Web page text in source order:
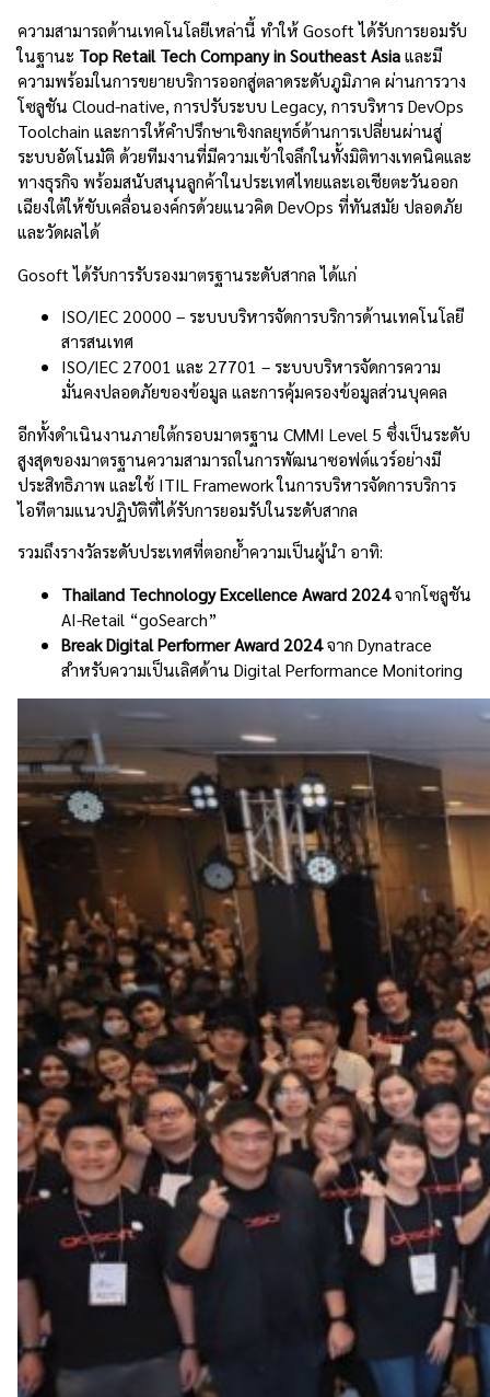
ความสามารถด้านเทคโนโลยีเหล่านี้ ทำให้ Gosoft ได้รับการยอมรับ
ในฐานะ Top Retail Tech Company in Southeast Asiaและมี
ความพร้อมในการขยายบริการออกสู่ตลาดระดับภูมิภาค ผ่านการวาง
โซลูชัน Cloud-native, การปรับระบบ Legacy, การบริหาร DevOps
Toolchain และการให้คำปรึกษาเชิงกลยุทธ์ด้านการเปลี่ยนผ่านสู่
ระบบอัตโนมัติ ด้วยทีมงานที่มีความเข้าใจลึกในทั้งมิติทางเทคนิคและ
ทางธุรกิจ พร้อมสนับสนุนลูกค้าในประเทศไทยและเอเชียตะวันออก
เฉียงใต้ให้ขับเคลื่อนองค์กรด้วยแนวคิด DevOps ที่ทันสมัย ปลอดภัย
และวัดผลได้
Gosoft ได้รับการรับรองมาตรฐานระดับสากล ได้แก่
ISO/IEC 20000 – ระบบบริหารจัดการบริการด้านเทคโนโลยี
สารสนเทศ
ISO/IEC 27001 และ 27701 – ระบบบริหารจัดการความ
มั่นคงปลอดภัยของข้อมูล และการคุ้มครองข้อมูลส่วนบุคคล
อีกทั้งดำเนินงานภายใต้กรอบมาตรฐาน CMMI Level 5 ซึ่งเป็นระดับ
สูงสุดของมาตรฐานความสามารถในการพัฒนาซอฟต์แวร์อย่างมี
ประสิทธิภาพ และใช้ ITIL Framework ในการบริหารจัดการบริการ
ไอทีตามแนวปฏิบัติที่ได้รับการยอมรับในระดับสากล
รวมถึงรางวัลระดับประเทศที่ตอกย้ำความเป็นผู้นำ อาทิ:
Thailand Technology Excellence Award 2024จากโซลูชัน
AI-Retail “goSearch”
Break Digital Performer Award 2024จาก Dynatrace
สำหรับความเป็นเลิศด้าน Digital Performance Monitoring